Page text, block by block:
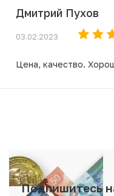
Дмитрий Пухов
03.02.2023
Цена, качество.
Подпишитесь